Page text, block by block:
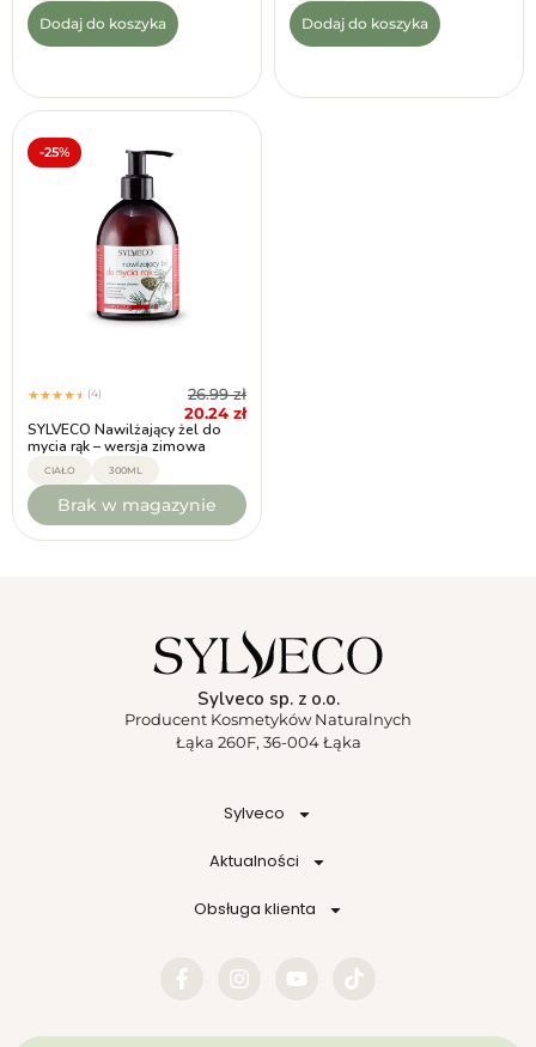
Dodaj do koszyka Dodaj do koszyka
-25%
★★★★★ (4) 26.99zł
20.24 zł
SYLVECO Nawilżający żel do
mycia rąk – wersja zimowa
CIAŁO 300ML
Brak w magazynie
Sylveco sp. z o.o.
Producent Kosmetyków Naturalnych
Łąka 260F, 36-004 Łąka
Sylveco
Aktualności
Obsługa klienta